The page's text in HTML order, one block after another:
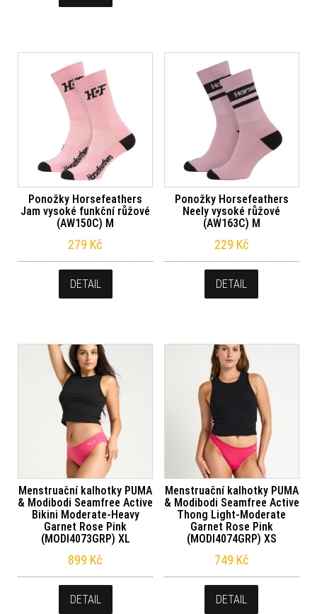
Ponožky Horsefeathers
Jam vysoké funkční růžové
(AW150C) M
279 Kč
DETAIL
Ponožky Horsefeathers
Neely vysoké růžové
(AW163C) M
229 Kč
DETAIL
Menstruační kalhotky PUMA
& Modibodi Seamfree Active
Bikini Moderate-Heavy
Garnet Rose Pink
(MODI4073GRP) XL
899 Kč
DETAIL
Menstruační kalhotky PUMA
& Modibodi Seamfree Active
Thong Light-Moderate
Garnet Rose Pink
(MODI4074GRP) XS
749 Kč
DETAIL